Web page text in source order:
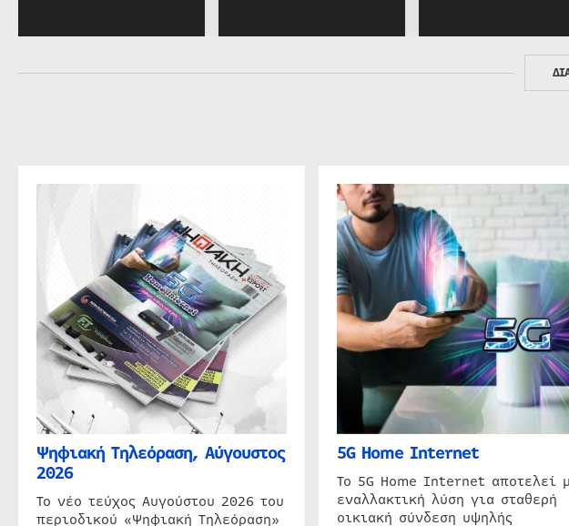
Ψηφιακή Τηλεόραση, Αύγουστος
2026
Το νέο τεύχος Αυγούστου 2026 του
περιοδικού «Ψηφιακή Τηλεόραση»
5G Home Internet
Το 5G Home Internet αποτελεί
εναλλακτική λύση για σταθερή
οικιακή σύνδεση υψηλής